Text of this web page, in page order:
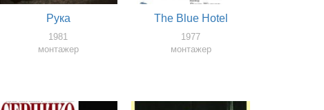
Рука
1981
монтажер
The Blue Hotel
1977
монтажер